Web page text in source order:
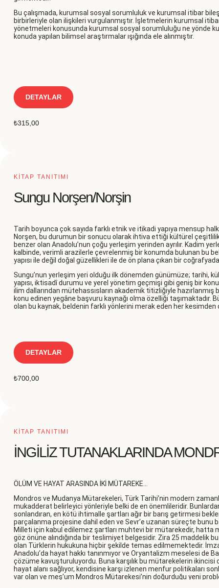
Bu çalışmada, kurumsal sosyal sorumluluk ve kurumsal itibar
birbirleriyle olan ilişkileri vurgulanmıştır. İşletmelerin kurumsal
yönetmeleri konusunda kurumsal sosyal sorumluluğu ne yönde
konuda yapılan bilimsel araştırmalar ışığında ele alınmıştır.
DETAYLAR
₺315,00
KİTAP TANITIMI
Sungu Norşen/Norşin
Tarih boyunca çok sayıda farklı etnik ve itikadi yapıya mensup
Norşen, bu durumun bir sonucu olarak ihtiva ettiği kültürel
benzer olan Anadolu’nun çoğu yerleşim yerinden ayrılır. Kadim
kalbinde, verimli arazilerle çevrelenmiş bir konumda bulunan bu
yapısı ile değil doğal güzellikleri ile de ön plana çıkan bir
Sungu’nun yerleşim yeri olduğu ilk dönemden günümüze; tarihi,
yapısı, iktisadî durumu ve yerel yönetim geçmişi gibi geniş bir
ilim dallarından mütehassısların akademik titizliğiyle
konu edinen yegâne başvuru kaynağı olma özelliği taşımaktadır.
olan bu kaynak, beldenin farklı yönlerini merak eden her
DETAYLAR
₺700,00
KİTAP TANITIMI
İNGİLİZ TUTANAKLARINDA
ÖLÜM VE HAYAT ARASINDA İKİ MÜTAREKE…
Mondros ve Mudanya Mütarekeleri, Türk Tarihi’nin modern
mukadderat belirleyici yönleriyle belki de en önemlileridir. Bunlardan
sonlandıran, en kötü ihtimalle şartları ağır bir barış getirmesi
parçalanma projesine dahil eden ve Sevr’e uzanan süreçte bunu
Milleti için kabul edilemez şartları muhtevi bir mütarekedir, hatta
göz önüne alındığında bir teslimiyet belgesidir. Zira 25 maddelik
olan Türklerin hukukuna hiçbir şekilde temas edilmemektedir.
Anadolu’da hayat hakkı tanınmıyor ve Oryantalizm meselesi de
çözüme kavuşturuluyordu. Buna karşılık bu mütarekelerin ikincisi
hayat alanı sağlıyor, kendisine karşı izlenen menfur politikaları
var olan ve meş’um Mondros Mütarekesi’nin doğurduğu yeni